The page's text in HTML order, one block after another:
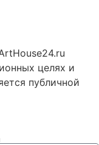
целях и
публичной